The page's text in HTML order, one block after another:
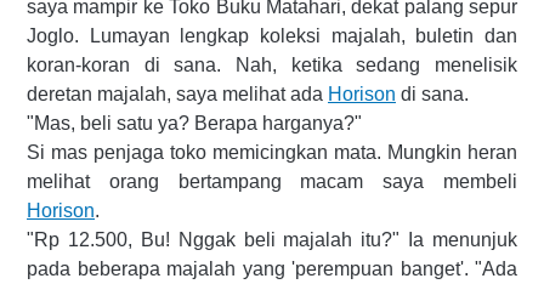
saya mampir ke Toko Buku Matahari, dekat palang sepur
Joglo. Lumayan lengkap koleksi majalah, buletin dan
koran-koran di sana. Nah, ketika sedang menelisik
deretan majalah, saya melihat ada Horison di sana.
"Mas, beli satu ya? Berapa harganya?"
Si mas penjaga toko memicingkan mata. Mungkin heran
melihat orang bertampang macam saya membeli
Horison.
"Rp 12.500, Bu! Nggak beli majalah itu?" Ia menunjuk
pada beberapa majalah yang 'perempuan banget'. "Ada